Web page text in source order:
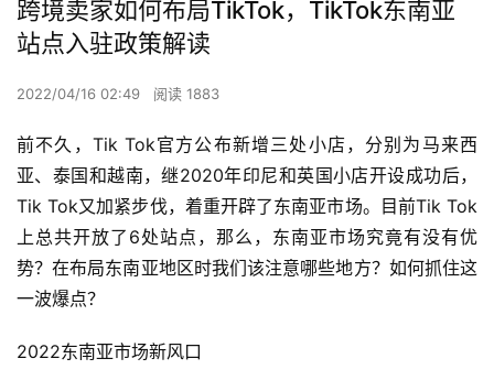
跨境卖家如何布局TikTok，TikTok东南亚
站点入驻政策解读
2022/04/16 02:49 阅读 1883
前不久，Tik Tok官方公布新增三处小店，分别为马来西
亚、泰国和越南，继2020年印尼和英国小店开设成功后，
Tik Tok又加紧步伐，着重开辟了东南亚市场。目前Tik Tok
上总共开放了6处站点，那么，东南亚市场究竟有没有优
势？在布局东南亚地区时我们该注意哪些地方？如何抓住这
一波爆点？
2022东南亚市场新风口